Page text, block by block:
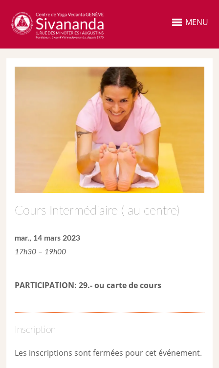
MENU
Cours Intermédiaire ( au centre)
mar., 14 mars 2023
17h30 – 19h00
PARTICIPATION: 29.- ou carte de cours
Inscription
Les inscriptions sont fermées pour cet événement.